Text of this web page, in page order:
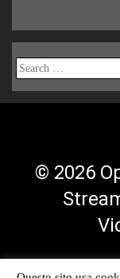
Search
for:
© 2026